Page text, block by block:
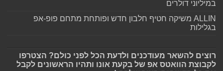
במיליוני דולרים
ALLIN משיקה חטיף חלבון חדש ופותחת מתחם פופ-אפ
בגלילות
רוצים להשאר מעודכנים ולדעת הכל לפני כולם? הצטרפו
לקבוצת הוואטס אפ של בקעת אונו ותהיו הראשונים לקבל